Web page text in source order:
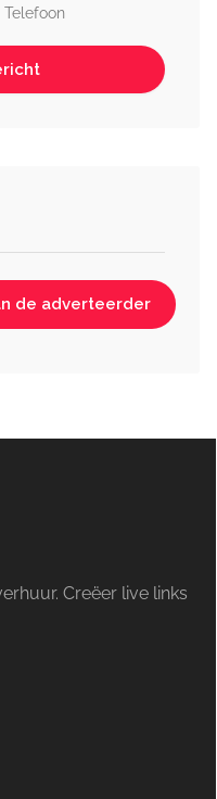
Telefoon
de adverteerder
Creëer live links